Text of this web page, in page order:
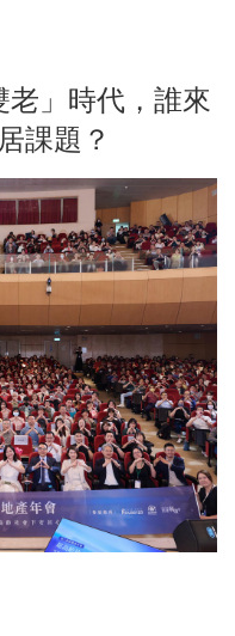
老」時代，誰來
課題？